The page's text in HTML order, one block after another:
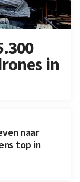
in
naar
top in